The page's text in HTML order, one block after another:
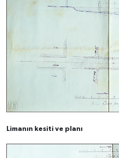
Limanın kesiti ve planı